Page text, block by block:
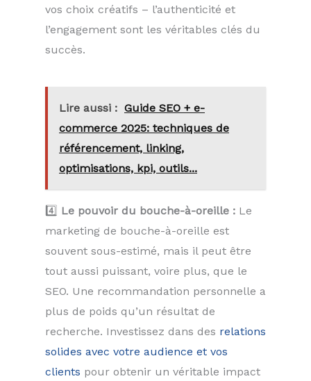
vos choix créatifs – l’authenticité et
l’engagement sont les véritables clés du
succès.
Lire aussi : Guide SEO + e-
commerce 2025: techniques de
référencement, linking,
optimisations, kpi, outils...
4️⃣ Le pouvoir du bouche-à-oreille : Le
marketing de bouche-à-oreille est
souvent sous-estimé, mais il peut être
tout aussi puissant, voire plus, que le
SEO. Une recommandation personnelle a
plus de poids qu’un résultat de
recherche. Investissez dans des relations
solides avec votre audience et vos
clients pour obtenir un véritable impact